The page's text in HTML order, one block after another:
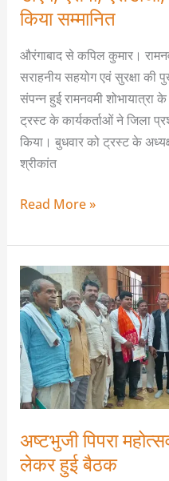
किया सम्मानित
औरंगाबाद से कपिल कुमार।
सराहनीय सहयोग एवं सुरक्षा की
संपन्न हुई रामनवमी शोभायात्रा
ट्रस्ट के कार्यकर्ताओं ने जिला
किया। बुधवार को ट्रस्ट के
श्रीकांत
किया
Read More »
अष्टभुजी पिपरा
लेकर हुई बैठक
अष्टभुजी
पिपरा
महोत्सव
12
मई
को,
तैयारी
लेकर
हुई